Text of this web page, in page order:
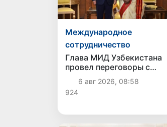
Международное
сотрудничество
Глава МИД Узбекистана
провел переговоры с
руководством Индии и
принял участие в
Узбекско-индийском
6 авг 2026, 08:58
924